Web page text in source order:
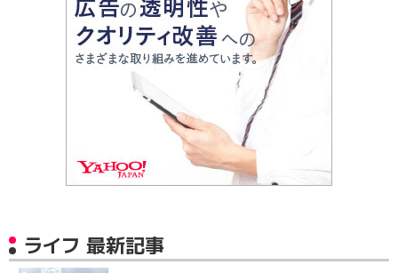
ライフ 最新記事